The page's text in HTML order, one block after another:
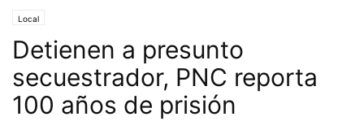
Local
Detienen a presunto
secuestrador, PNC reporta
100 años de prisión